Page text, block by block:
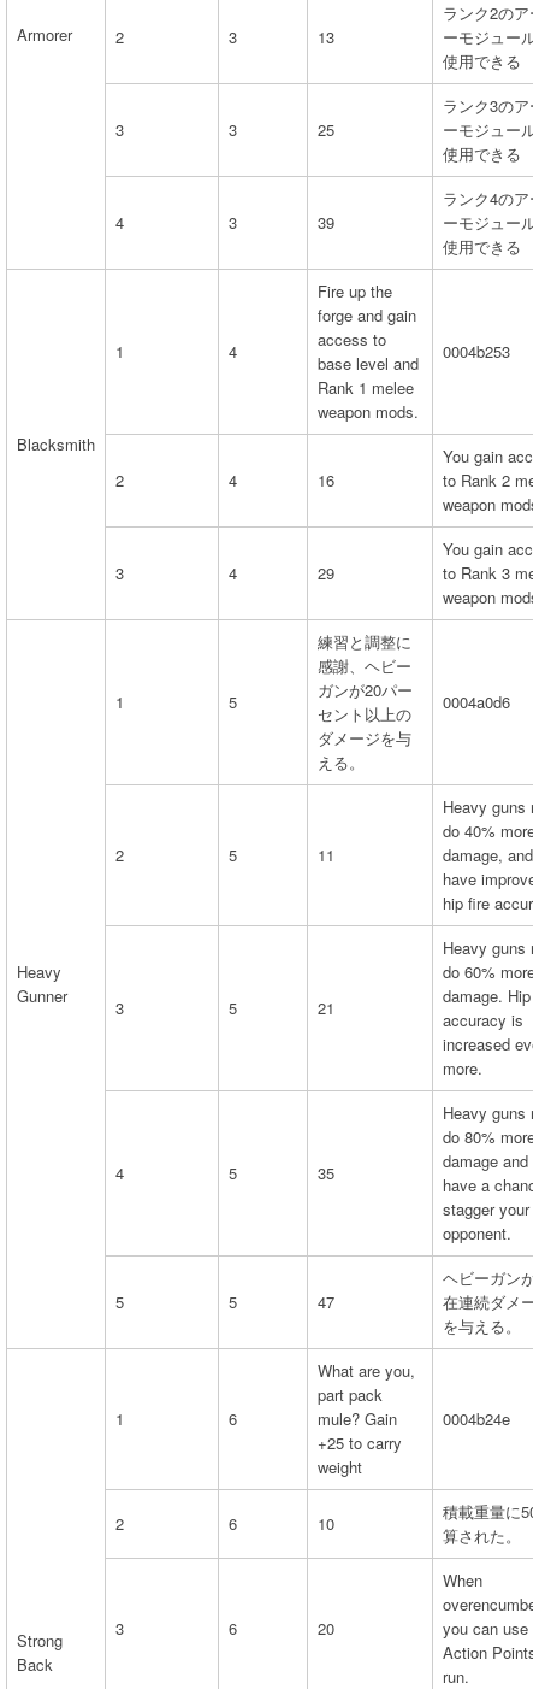
Armorer 2 3 13
ランク2のア
ーモジュー
使用できる
3 3 25
ランク3のア
ーモジュー
使用できる
4 3 39
ランク4のア
ーモジュー
使用できる
Blacksmith
1 4
Fire up the
forge and gain
access to
base level and
Rank 1 melee
weapon mods.
0004b253
2 4 16
You gain
to Rank 2
weapon
3 4 29
You gain
to Rank 3
weapon
Heavy
Gunner
1 5
練習と調整に
感謝、ヘビー
ガンが20パー
セント以上の
ダメージを与
える。
0004a0d6
2 5 11
Heavy guns
do 40% more
damage, and
have
hip fire
3 5 21
Heavy guns
do 60% more
damage. Hip
accuracy is
increased
more.
4 5 35
Heavy guns
do 80% more
damage and
have a
stagger your
opponent.
5 5 47
ヘビーガン
在連続ダメ
を与える。
Strong
Back
1 6
What are you,
part pack
mule? Gain
+25 to carry
weight
0004b24e
2 6 10
積載重量に
算された。
3 6 20
When
you can use
Action
run.